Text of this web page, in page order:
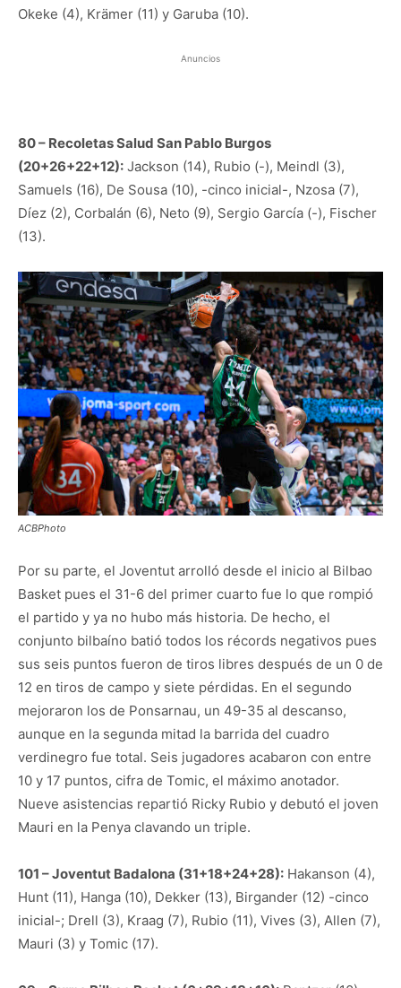
Okeke (4), Krämer (11) y Garuba (10).
Anuncios
80 – Recoletas Salud San Pablo Burgos
(20+26+22+12): Jackson (14), Rubio (-), Meindl (3),
Samuels (16), De Sousa (10), -cinco inicial-, Nzosa (7),
Díez (2), Corbalán (6), Neto (9), Sergio García (-), Fischer
(13).
ACBPhoto
Por su parte, el Joventut arrolló desde el inicio al Bilbao
Basket pues el 31-6 del primer cuarto fue lo que rompió
el partido y ya no hubo más historia. De hecho, el
conjunto bilbaíno batió todos los récords negativos pues
sus seis puntos fueron de tiros libres después de un 0 de
12 en tiros de campo y siete pérdidas. En el segundo
mejoraron los de Ponsarnau, un 49-35 al descanso,
aunque en la segunda mitad la barrida del cuadro
verdinegro fue total. Seis jugadores acabaron con entre
10 y 17 puntos, cifra de Tomic, el máximo anotador.
Nueve asistencias repartió Ricky Rubio y debutó el joven
Mauri en la Penya clavando un triple.
101 – Joventut Badalona (31+18+24+28): Hakanson (4),
Hunt (11), Hanga (10), Dekker (13), Birgander (12) -cinco
inicial-; Drell (3), Kraag (7), Rubio (11), Vives (3), Allen (7),
Mauri (3) y Tomic (17).